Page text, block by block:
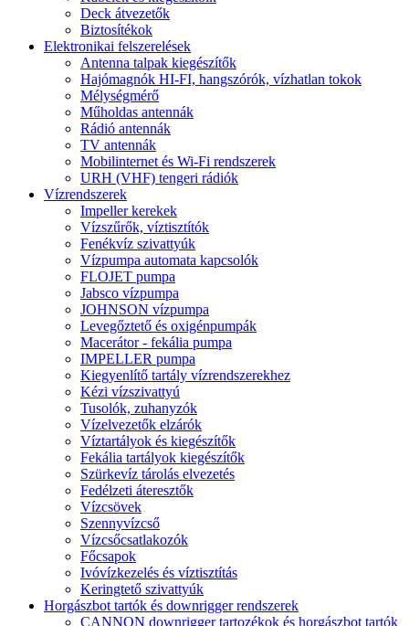
Deck átvezetők
Biztosítékok
Elektronikai felszerelések
Antenna talpak kiegészítők
Hajómagnók HI-FI, hangszórók, vízhatlan tokok
Mélységmérő
Műholdas antennák
Rádió antennák
TV antennák
Mobilinternet és Wi-Fi rendszerek
URH (VHF) tengeri rádiók
Vízrendszerek
Impeller kerekek
Vízszűrők, víztisztítók
Fenékvíz szivattyúk
Vízpumpa automata kapcsolók
FLOJET pumpa
Jabsco vízpumpa
JOHNSON vízpumpa
Levegőztető és oxigénpumpák
Macerátor - fekália pumpa
IMPELLER pumpa
Kiegyenlítő tartály vízrendszerekhez
Kézi vízszivattyú
Tusolók, zuhanyzók
Vízelvezetők elzárók
Víztartályok és kiegészítők
Fekália tartályok kiegészítők
Szürkevíz tárolás elvezetés
Fedélzeti áteresztők
Vízcsövek
Szennyvízcső
Vízcsőcsatlakozók
Főcsapok
Ivóvízkezelés és víztisztítás
Keringtető szivattyúk
Horgászbot tartók és downrigger rendszerek
CANNON downrigger tartozékok és horgászbot tartók